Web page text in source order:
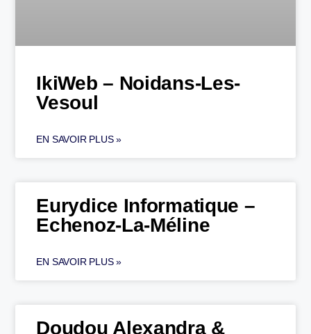
IkiWeb – Noidans-Les-
Vesoul
EN SAVOIR PLUS »
Eurydice Informatique –
Echenoz-La-Méline
EN SAVOIR PLUS »
Doudou Alexandra &